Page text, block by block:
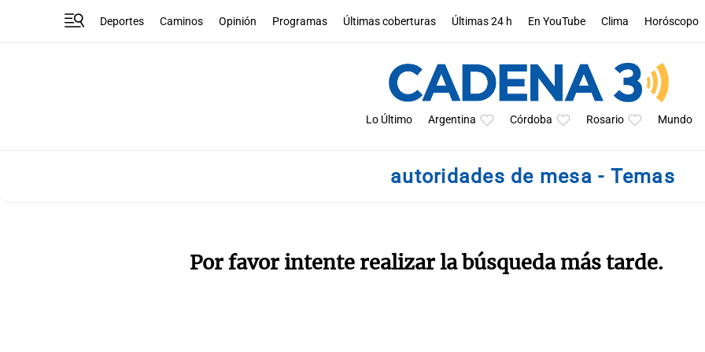
Deportes Caminos Opinión Programas Últimas coberturas Últimas 24 h En YouTube Clima Horóscopo
Lo Último Argentina Córdoba Rosario Mundo
autoridades de mesa - Temas
Por favor intente realizar la búsqueda más tarde.